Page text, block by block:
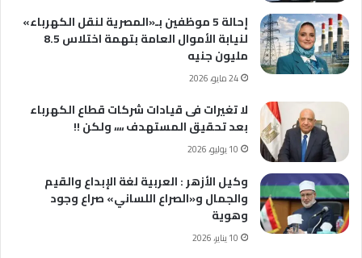
إحالة 5 موظفين بـ«المصرية لنقل الكهرباء»
لنيابة الأموال العامة بتهمة اختلاس 8.5
مليون جنيه
24 مايو، 2026
لا تغيرات فى قيادات شركات قطاع الكهرباء
بعد تحقيق المستهدف ،،،، ولكن !!
10 يوليو، 2026
وكيل الأزهر : العربية لغة الإبداع والقيم
والجمال و«الصراع اللساني» صراع وجود
وهوية
10 يناير، 2026